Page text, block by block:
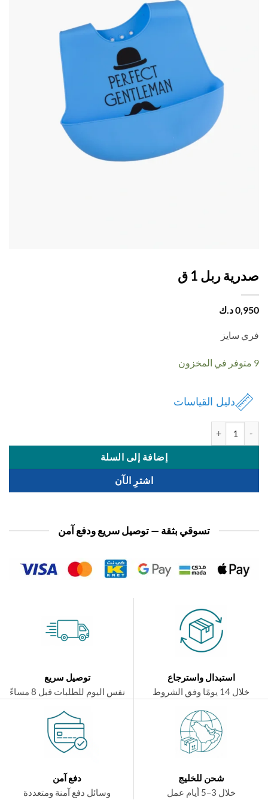
ربل 1 ق
د.ك
سايز
دليل القياسات
إضافة إلى السلة
اشترِ الآن
تسوقي بثقة — توصيل سريع ودفع آمن
استبدال واسترجاع
توصيل سريع
نفس اليوم للطلبات قبل 8 مساءً
شحن للخليج
دفع آمن
وسائل دفع آمنة ومتعددة